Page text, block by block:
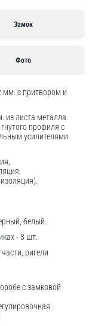
Замок
Фото
мм. с притвором и
из листа металла
профиля с
усилителями
белый.
- 3 шт.
ригели
с замковой